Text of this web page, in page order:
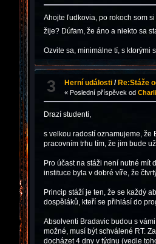
Ahojte ľudkovia, po rokoch som
žije? Dúfam, že áno a niekto sa
Ozvite sa, minimálne tí, s ktorými
3 Herní události / Re:Stáže
« Poslední příspěvek od
Drazí studenti,
s velkou radostí oznamujeme, že
pracovním trhu tím, že jim bude
Pro účast na stáži není nutné mít
instituce byla v dobré víře, že
Princip stáží je ten, že se každý
dospěláků, kteří se přihlásí do
Absolventi Bradavic budou s
možné, musí být schválené RT.
docházet 4 dny v týdnu (vedle